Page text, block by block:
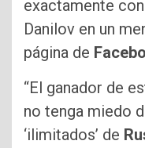
exactamente
Danilov en un
página de
“El ganador de
no tenga miedo
‘ilimitados’ de